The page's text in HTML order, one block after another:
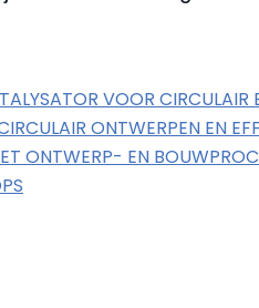
VOOR CIRCULAIR
ONTWERPEN EN
ONTWERP- EN